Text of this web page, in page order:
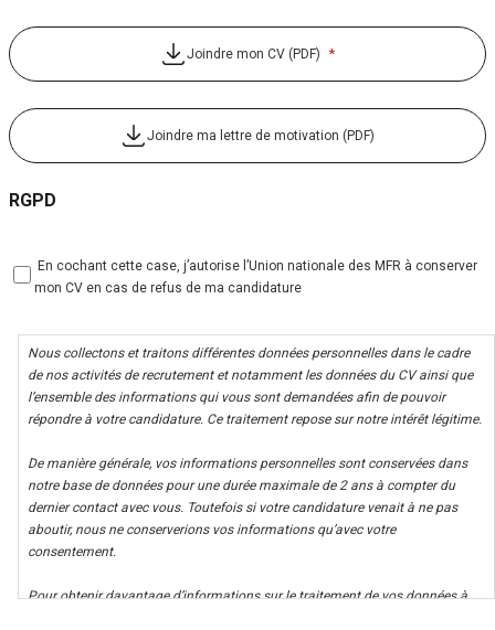
Joindre mon CV (PDF) *
Joindre ma lettre de motivation (PDF)
RGPD
 En cochant cette case, j’autorise l’Union nationale des MFR à conserver
mon CV en cas de refus de ma candidature
Nous collectons et traitons différentes données personnelles dans le cadre
de nos activités de recrutement et notamment les données du CV ainsi que
l’ensemble des informations qui vous sont demandées afin de pouvoir
répondre à votre candidature. Ce traitement repose sur notre intérêt légitime.
De manière générale, vos informations personnelles sont conservées dans
notre base de données pour une durée maximale de 2 ans à compter du
dernier contact avec vous. Toutefois si votre candidature venait à ne pas
aboutir, nous ne conserverions vos informations qu’avec votre
consentement.
Pour obtenir davantage d’informations sur le traitement de vos données à